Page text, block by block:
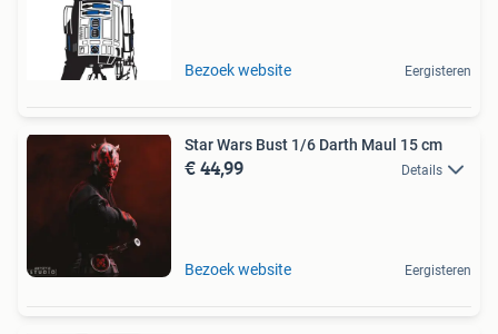
Bezoek website Eergisteren
Star Wars Bust 1/6 Darth Maul 15 cm
€ 44,99 Details
Bezoek website Eergisteren